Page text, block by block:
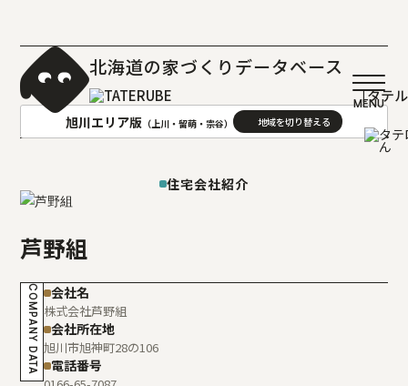
北海道の家づくりデータベース
［タテ
旭川エリア版 （上川・留萌・宗谷）
函館(渡島･檜山)版
室蘭(胆振･日高)版
釧路(釧路･根室)版
北見(オホーツク)版
住宅会社紹介
芦野組
COMPANY DATA 会社名
株式会社芦野組
会社所在地
旭川市旭神町28の106
電話番号